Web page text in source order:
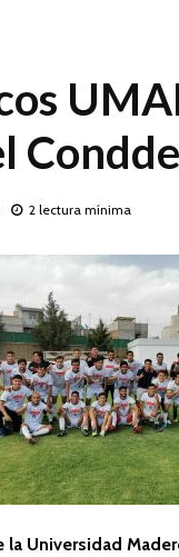
Condde
2 lectura mínima
Universidad